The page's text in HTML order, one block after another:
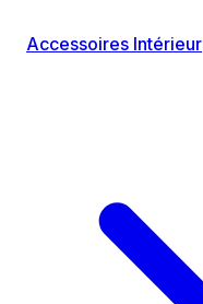
Accessoires Intérieur